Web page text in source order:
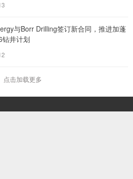
与Borr Drilling签订新合同，推进加蓬
井计划
点击加载更多